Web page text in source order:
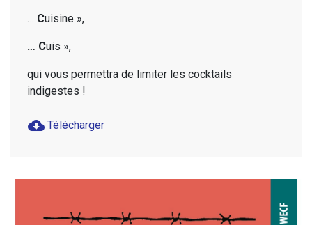
… Cuisine »,
… Cuis »,
qui vous permettra de limiter les cocktails
indigestes !
cloud_download Télécharger